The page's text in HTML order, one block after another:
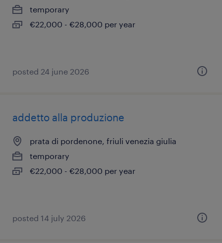
temporary
€22,000 - €28,000 per year
posted 24 june 2026
addetto alla produzione
prata di pordenone, friuli venezia giulia
temporary
€22,000 - €28,000 per year
posted 14 july 2026